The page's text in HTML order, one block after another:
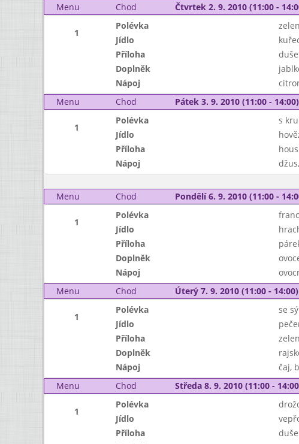
Menu
Chod Čtvrtek 2. 9. 2010 (11:00 -
1
Polévka
Jídlo
Příloha
Doplněk
Nápoj
Menu
Chod Pátek 3. 9. 2010 (11:00 - 14:00)
1
Polévka
s
Jídlo
Příloha
Nápoj
Menu
Chod Pondělí 6. 9. 2010 (11:00 -
1
Polévka
Jídlo
Příloha
Doplněk
Nápoj
Menu
Chod Úterý 7. 9. 2010 (11:00 - 14:00)
1
Polévka
se
Jídlo
Příloha
Doplněk
Nápoj
čaj,
Menu
Chod Středa 8. 9. 2010 (11:00 -
1
Polévka
Jídlo
Příloha